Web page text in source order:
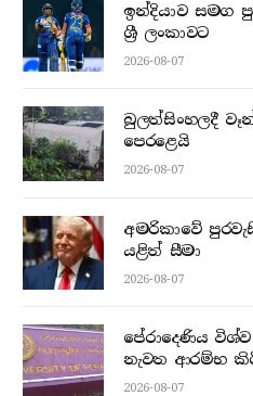
ඉන්දියාව සමග
ශ්‍රී ලංකාවට
2026-08-07
බුලත්සිංහලදී
පෙරළෙයි
2026-08-07
අමරිකාවේ
යළිත් සීමා
2026-08-07
පේරාදෙණිය
නැවත ආරම්භ
2026-08-07